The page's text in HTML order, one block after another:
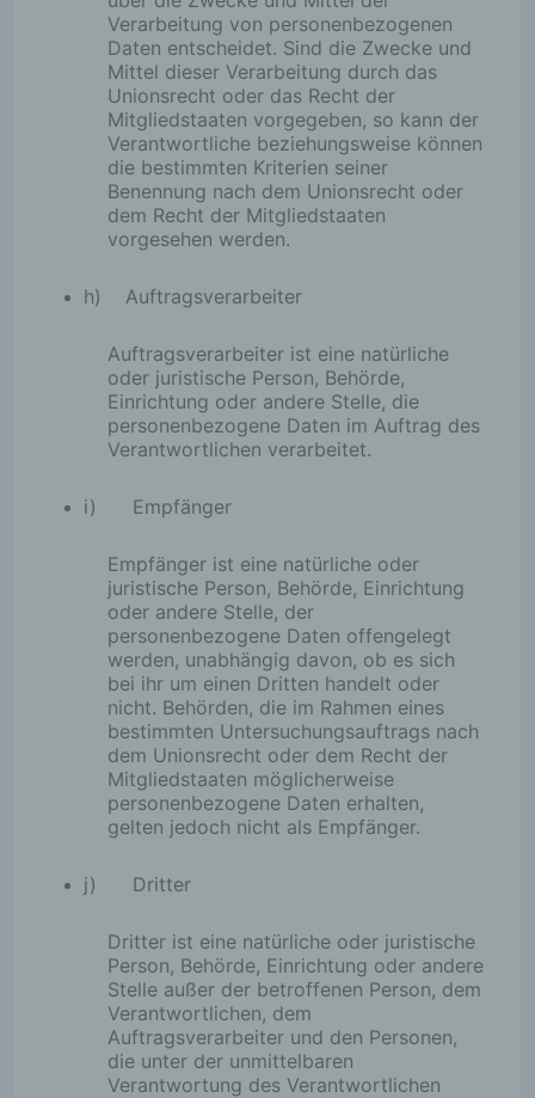
Verarbeitung von personenbezogenen
Daten entscheidet. Sind die Zwecke und
Mittel dieser Verarbeitung durch das
Unionsrecht oder das Recht der
Mitgliedstaaten vorgegeben, so kann der
Verantwortliche beziehungsweise können
die bestimmten Kriterien seiner
Benennung nach dem Unionsrecht oder
dem Recht der Mitgliedstaaten
vorgesehen werden.
h) Auftragsverarbeiter
Auftragsverarbeiter ist eine natürliche
oder juristische Person, Behörde,
Einrichtung oder andere Stelle, die
personenbezogene Daten im Auftrag des
Verantwortlichen verarbeitet.
i) Empfänger
Empfänger ist eine natürliche oder
juristische Person, Behörde, Einrichtung
oder andere Stelle, der
personenbezogene Daten offengelegt
werden, unabhängig davon, ob es sich
bei ihr um einen Dritten handelt oder
nicht. Behörden, die im Rahmen eines
bestimmten Untersuchungsauftrags nach
dem Unionsrecht oder dem Recht der
Mitgliedstaaten möglicherweise
personenbezogene Daten erhalten,
gelten jedoch nicht als Empfänger.
j) Dritter
Dritter ist eine natürliche oder juristische
Person, Behörde, Einrichtung oder andere
Stelle außer der betroffenen Person, dem
Verantwortlichen, dem
Auftragsverarbeiter und den Personen,
die unter der unmittelbaren
Verantwortung des Verantwortlichen